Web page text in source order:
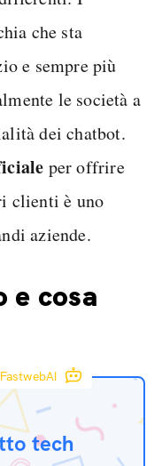
che sta
e sempre più
le società a
dei chatbot.
per offrire
clienti è uno
aziende.
e cosa
FastwebAI
tech